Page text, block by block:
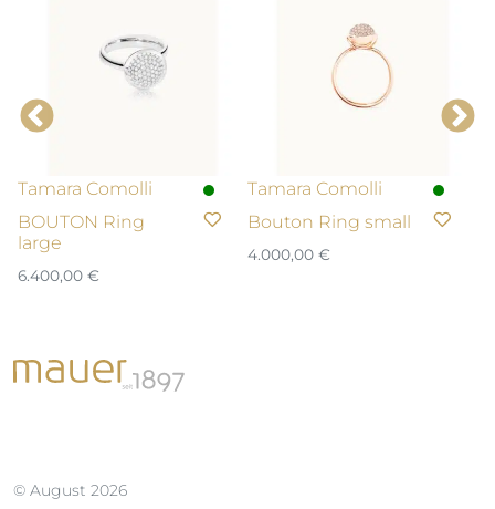
Tamara Comolli
BOUTON Ring
large
6.400,00 €
Tamara Comolli
Bouton Ring small
4.000,00 €
© August 2026